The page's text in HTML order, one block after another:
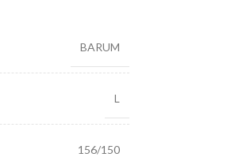
BARUM
L
156/150